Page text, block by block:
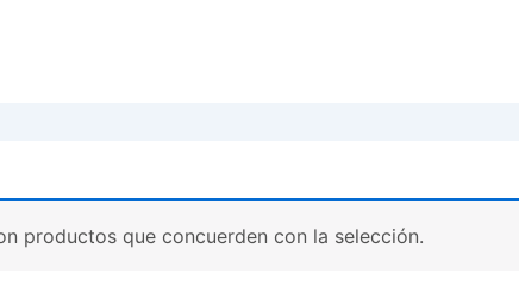
productos que concuerden con la selección.